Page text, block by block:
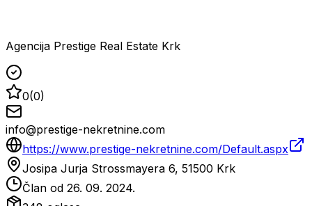
Agencija Prestige Real Estate Krk
0(0)
info@prestige-nekretnine.com
https://www.prestige-nekretnine.com/Default.aspx
Josipa Jurja Strossmayera 6, 51500 Krk
Član od 26. 09. 2024.